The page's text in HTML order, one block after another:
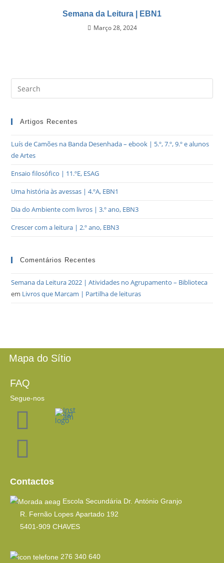
Semana da Leitura | EBN1
Março 28, 2024
Artigos Recentes
Luís de Camões na Banda Desenhada – ebook | 5.º, 7.º, 9.º e alunos
de Artes
Ensaio filosófico | 11.ºE, ESAG
Uma história às avessas | 4.ºA, EBN1
Dia do Ambiente com livros | 3.º ano, EBN3
Crescer com a leitura | 2.º ano, EBN3
Comentários Recentes
Semana da Leitura 2022 | Atividades no Agrupamento – Biblioteca
em Livros que Marcam | Partilha de leituras
Mapa do Sítio
FAQ
Segue-nos
Contactos
Escola Secundária Dr. António Granjo
R. Fernão Lopes Apartado 192
5401-909 CHAVES
276 340 640